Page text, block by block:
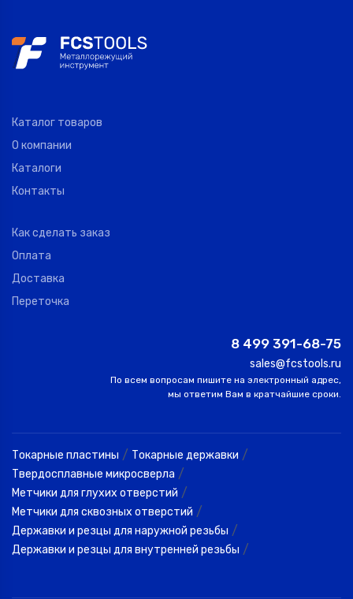
Каталог товаров
О компании
Каталоги
Контакты
Как сделать заказ
Оплата
Доставка
Переточка
8 499 391-68-75
sales@fcstools.ru
По всем вопросам пишите на электронный адрес,
мы ответим Вам в кратчайшие сроки.
Токарные пластины / Токарные державки /
Твердосплавные микросверла /
Метчики для глухих отверстий /
Метчики для сквозных отверстий /
Державки и резцы для наружной резьбы /
Державки и резцы для внутренней резьбы /